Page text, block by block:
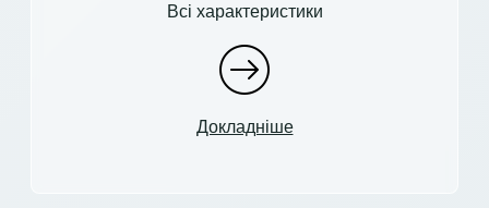
Всі характеристики
Докладніше